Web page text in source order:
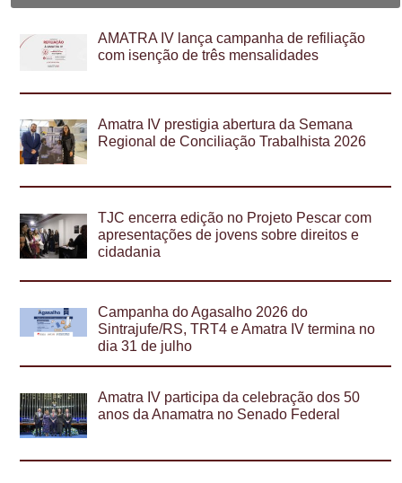
AMATRA IV lança campanha de refiliação
com isenção de três mensalidades
Amatra IV prestigia abertura da Semana
Regional de Conciliação Trabalhista 2026
TJC encerra edição no Projeto Pescar com
apresentações de jovens sobre direitos e
cidadania
Campanha do Agasalho 2026 do
Sintrajufe/RS, TRT4 e Amatra IV termina no
dia 31 de julho
Amatra IV participa da celebração dos 50
anos da Anamatra no Senado Federal